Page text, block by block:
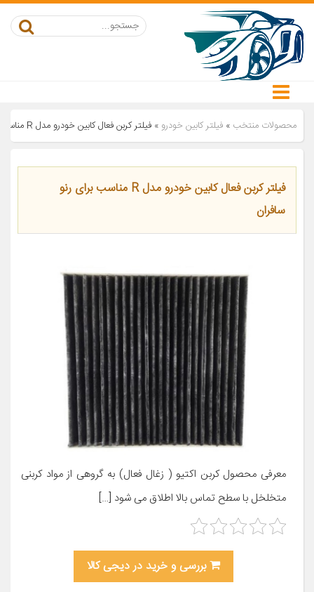
محصولات منتخب » فیلتر کابین خودرو » فیلتر کربن فعال کابین خودرو مدل R مناسب برای رنو سافران
فیلتر کربن فعال کابین خودرو مدل R مناسب برای رنو
سافران
معرفی محصول کربن اکتیو ( زغال فعال) به گروهی از مواد کربنی
متخلخل با سطح تماس بالا اطلاق می شود […]
بررسی و خرید در دیجی کالا